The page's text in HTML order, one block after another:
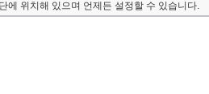
에 위치해 있으며 언제든 설정할 수 있습니다.